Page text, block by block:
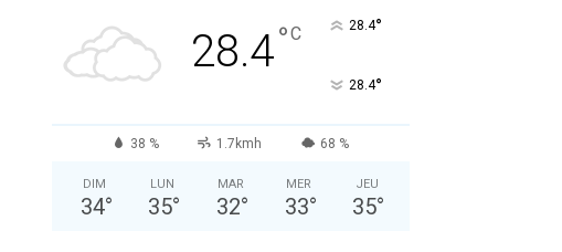
28.4°C 28.4°
28.4°
38 % 1.7kmh 68 %
DIM
34°
LUN
35°
MAR
32°
MER
33°
JEU
35°